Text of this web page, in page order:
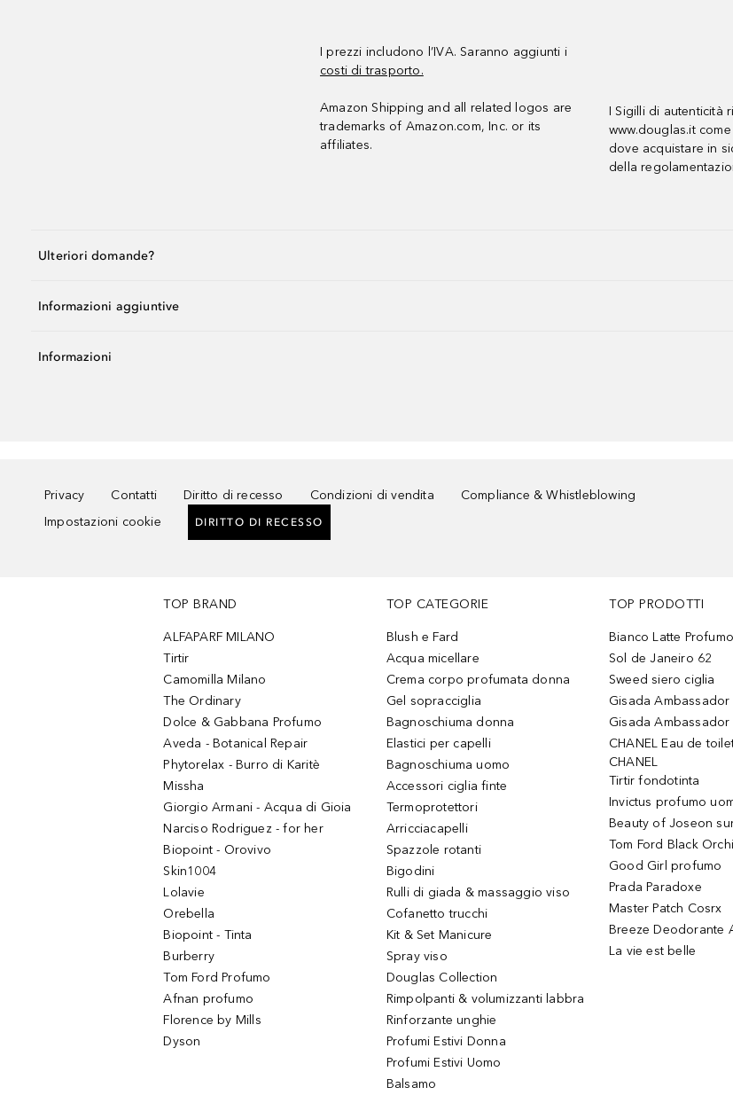
I prezzi includono l’IVA. Saranno aggiunti i
costi di trasporto.
Amazon Shipping and all related logos are
trademarks of Amazon.com, Inc. or its
affiliates.
I Sigilli di autenticità
www.douglas.it
dove acquistare in
della
Ulteriori domande?
Informazioni aggiuntive
Informazioni
Privacy Contatti Diritto di recesso Condizioni di vendita
Compliance & Whistleblowing
Impostazioni cookie
DIRITTO DI RECESSO
TOP BRAND
ALFAPARF MILANO
Tirtir
Camomilla Milano
The Ordinary
Dolce & Gabbana Profumo
Aveda - Botanical Repair
Phytorelax - Burro di Karitè
Missha
Giorgio Armani - Acqua di Gioia
Narciso Rodriguez - for her
Biopoint - Orovivo
Skin1004
Lolavie
Orebella
Biopoint - Tinta
Burberry
Tom Ford Profumo
Afnan profumo
Florence by Mills
Dyson
TOP CATEGORIE
Blush e Fard
Acqua micellare
Crema corpo profumata donna
Gel sopracciglia
Bagnoschiuma donna
Elastici per capelli
Bagnoschiuma uomo
Accessori ciglia finte
Termoprotettori
Arricciacapelli
Spazzole rotanti
Bigodini
Rulli di giada & massaggio viso
Cofanetto trucchi
Kit & Set Manicure
Spray viso
Douglas Collection
Rimpolpanti & volumizzanti labbra
Rinforzante unghie
Profumi Estivi Donna
Profumi Estivi Uomo
Balsamo
TOP PRODOTTI
Bianco Latte Profumo
Sol de Janeiro 62
Sweed siero ciglia
Gisada Ambassador
Gisada Ambassador
CHANEL Eau de
CHANEL
Tirtir fondotinta
Invictus profumo
Beauty of Joseon
Tom Ford Black
Good Girl profumo
Prada Paradoxe
Master Patch Cosrx
Breeze Deodorante
La vie est belle